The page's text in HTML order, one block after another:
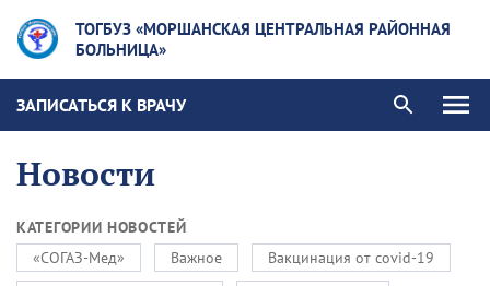
ТОГБУЗ «МОРШАНСКАЯ ЦЕНТРАЛЬНАЯ РАЙОННАЯ
БОЛЬНИЦА»
ЗАПИСАТЬСЯ К ВРАЧУ
Новости
КАТЕГОРИИ НОВОСТЕЙ
«СОГАЗ-Мед»
Важное
Вакцинация от covid-19